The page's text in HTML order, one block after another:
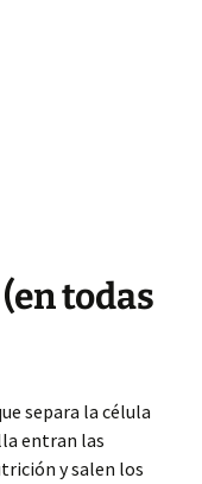
todas
separa la célula
entran las
y salen los